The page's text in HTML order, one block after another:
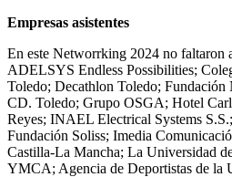
Empresas asistentes
En este Networrking 2024 no faltaron
ADELSYS Endless Possibilities;
Toledo; Decathlon Toledo; Fundación
CD. Toledo; Grupo OSGA; Hotel
Reyes; INAEL Electrical Systems
Fundación Soliss; Imedia
Castilla-La Mancha; La Universidad
YMCA; Agencia de Deportistas de la